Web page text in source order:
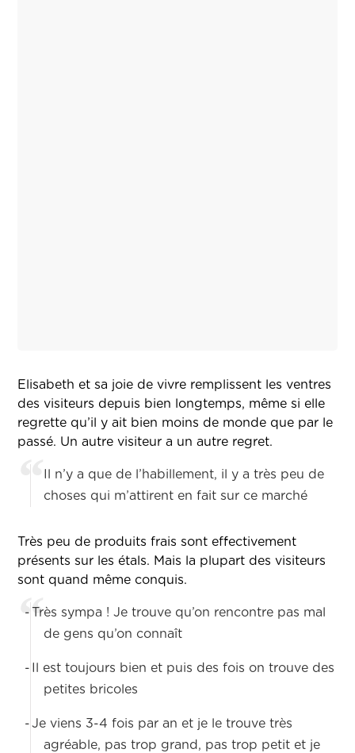
Elisabeth et sa joie de vivre remplissent les ventres
des visiteurs depuis bien longtemps, même si elle
regrette qu’il y ait bien moins de monde que par le
passé. Un autre visiteur a un autre regret.
Il n’y a que de l’habillement, il y a très peu de
choses qui m’attirent en fait sur ce marché
Très peu de produits frais sont effectivement
présents sur les étals. Mais la plupart des visiteurs
sont quand même conquis.
- Très sympa ! Je trouve qu’on rencontre pas mal
de gens qu’on connaît
- Il est toujours bien et puis des fois on trouve des
petites bricoles
- Je viens 3-4 fois par an et je le trouve très
agréable, pas trop grand, pas trop petit et je